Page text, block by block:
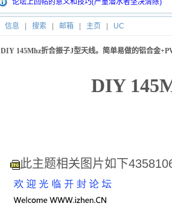
论坛上回帖的意义和技巧(严重潜水者坚决清除)
信息 搜索 邮箱 主页 UC
DIY 145Mhz折合振子J型天线。简单易做的铝合金
DIY
此主题相关图片如下